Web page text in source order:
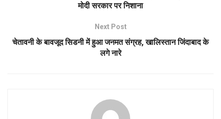
मोदी सरकार पर निशाना
Next Post
चेतावनी के बावजूद सिडनी में हुआ जनमत संग्रह, खालिस्तान जिंदाबाद के
लगे नारे